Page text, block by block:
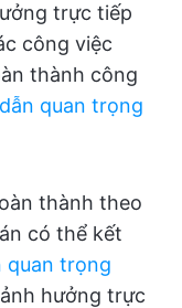
trực tiếp
công việc
thành công
quan trọng
thành theo
có thể kết
quan trọng
hưởng trực